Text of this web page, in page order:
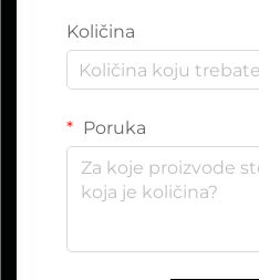
Količina
Poruka